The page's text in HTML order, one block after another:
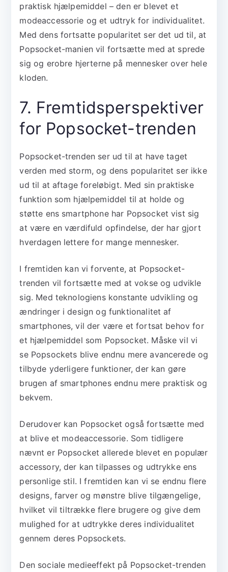
praktisk hjælpemiddel – den er blevet et
modeaccessorie og et udtryk for individualitet.
Med dens fortsatte popularitet ser det ud til, at
Popsocket-manien vil fortsætte med at sprede
sig og erobre hjerterne på mennesker over hele
kloden.
7. Fremtidsperspektiver
for Popsocket-trenden
Popsocket-trenden ser ud til at have taget
verden med storm, og dens popularitet ser ikke
ud til at aftage foreløbigt. Med sin praktiske
funktion som hjælpemiddel til at holde og
støtte ens smartphone har Popsocket vist sig
at være en værdifuld opfindelse, der har gjort
hverdagen lettere for mange mennesker.
I fremtiden kan vi forvente, at Popsocket-
trenden vil fortsætte med at vokse og udvikle
sig. Med teknologiens konstante udvikling og
ændringer i design og funktionalitet af
smartphones, vil der være et fortsat behov for
et hjælpemiddel som Popsocket. Måske vil vi
se Popsockets blive endnu mere avancerede og
tilbyde yderligere funktioner, der kan gøre
brugen af smartphones endnu mere praktisk og
bekvem.
Derudover kan Popsocket også fortsætte med
at blive et modeaccessorie. Som tidligere
nævnt er Popsocket allerede blevet en populær
accessory, der kan tilpasses og udtrykke ens
personlige stil. I fremtiden kan vi se endnu flere
designs, farver og mønstre blive tilgængelige,
hvilket vil tiltrække flere brugere og give dem
mulighed for at udtrykke deres individualitet
gennem deres Popsockets.
Den sociale medieeffekt på Popsocket-trenden